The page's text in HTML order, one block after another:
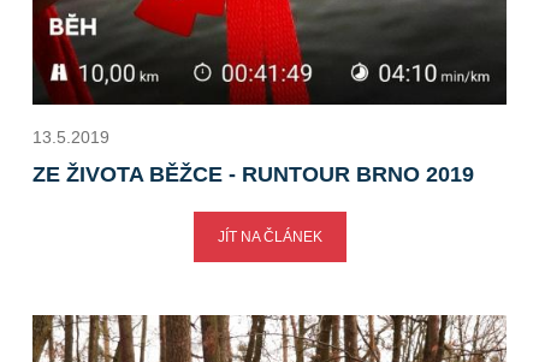
13.5.2019
ZE ŽIVOTA BĚŽCE - RUNTOUR BRNO 2019
JÍT NA ČLÁNEK